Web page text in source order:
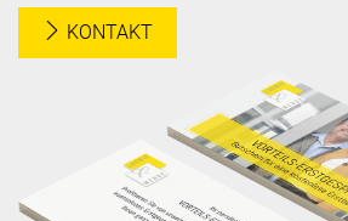
KONTAKT